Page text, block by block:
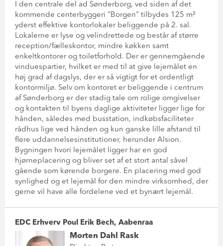
I den centrale del ad Sønderborg, ved siden af det
kommende centerbyggeri "Borgen" tilbydes 125 m²
yderst effektive kontorlokaler beliggende på 2. sal.
Lokalerne er lyse og velindrettede og består af større
reception/fælleskontor, mindre køkken samt
enkeltkontorer og toiletforhold. Der er gennemgående
vinduespartier, hvilket er med til at give lejemålet en
høj grad af dagslys, der er så vigtigt for et ordentligt
kontormiljø. Selv om kontoret er beliggende i centrum
af Sønderborg er der stadig tale om rolige omgivelser
og kontakten til byens daglige aktiviteter ligger lige for
hånden, således med busstation, indkøbsfaciliteter
rådhus lige ved hånden og kun ganske lille afstand til
flere uddannelsesinstitutioner, herunder Alsion.
Bygningen hvori lejemålet ligger har en god
hjørneplacering og bliver set af et stort antal såvel
gående som kørende borgere. En placering med god
synlighed og et lejemål for den mindre virksomhed, der
gerne vil have alle fordelene ved et bynært lejemål.
EDC Erhverv Poul Erik Bech, Aabenraa
Morten Dahl Rask